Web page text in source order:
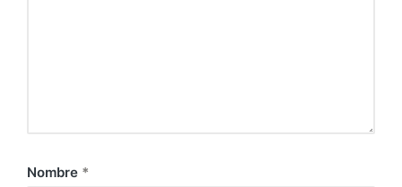
Nombre *